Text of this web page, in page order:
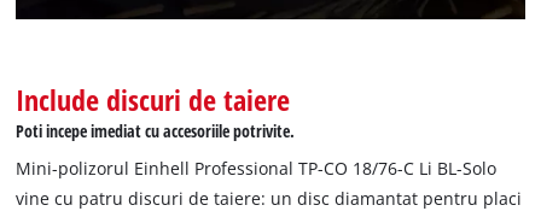
Avem nevoie de acordul dvs. pentru a
This content is not permitted to load due
to trackers that are not disclosed to the
visitor. The website owner needs to setup
the site with their CMP to add this content
to the list of technologies used.
Include discuri de taiere
Poti incepe imediat cu accesoriile potrivite.
Mini-polizorul Einhell Professional TP-CO 18/76-C Li BL-Solo
vine cu patru discuri de taiere: un disc diamantat pentru placi